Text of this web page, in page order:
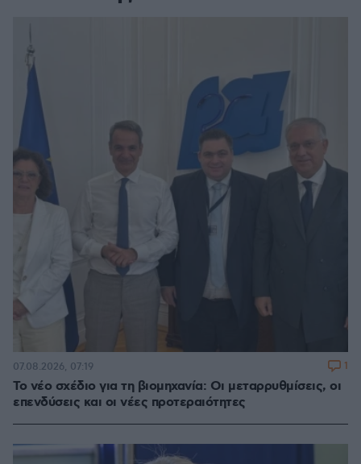
Το νέο σχέδιο για τη βιομηχανία: Οι μεταρρυθμίσεις, οι
επενδύσεις και οι νέες προτεραιότητες
07.08.2026, 07:19 1